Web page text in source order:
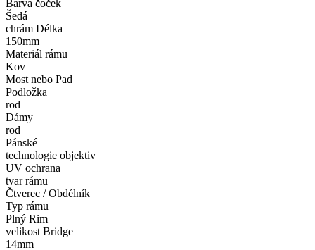
Barva čoček
Šedá
chrám Délka
150mm
Materiál rámu
Kov
Most nebo Pad
Podložka
rod
Dámy
rod
Pánské
technologie objektiv
UV ochrana
tvar rámu
Čtverec / Obdélník
Typ rámu
Plný Rim
velikost Bridge
14mm